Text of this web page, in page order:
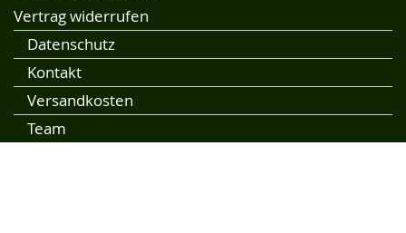
Vertrag widerrufen
Datenschutz
Kontakt
Versandkosten
Team